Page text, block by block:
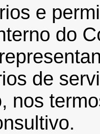
e
do
de
nos